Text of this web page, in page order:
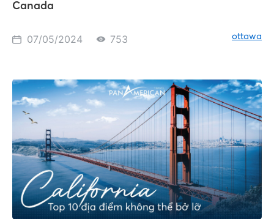
Canada
07/05/2024 753 ottawa